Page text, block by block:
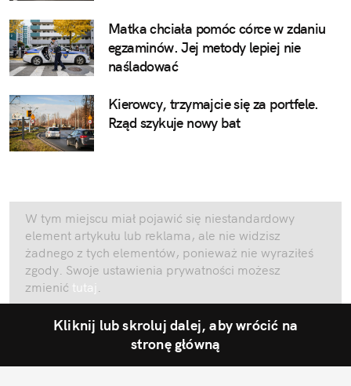
Matka chciała pomóc córce w zdaniu
egzaminów. Jej metody lepiej nie
naśladować
Kierowcy, trzymajcie się za portfele.
Rząd szykuje nowy bat
W tym miejscu miał pojawić się niestandardowy
element artykułu lub reklama, ale nie widzisz
żadnego z tych elementów, ponieważ nie wyraziłeś
zgody. Swoje ustawienia prywatności możesz
zmienić tutaj
Kliknij lub skroluj dalej, aby wrócić na
stronę główną